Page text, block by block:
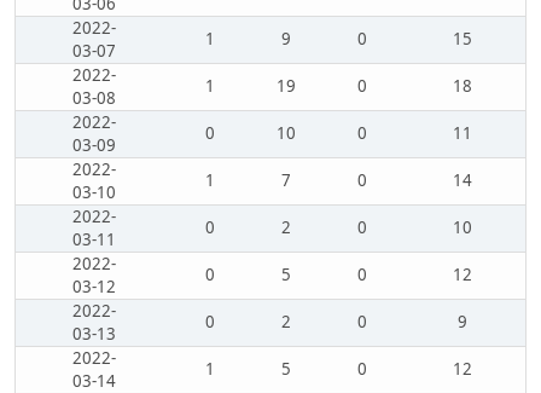
2022-
03-07
1 9 0
15
2022-
03-08
1 19 0
18
2022-
03-09
0 10 0
11
2022-
03-10
1 7 0
14
2022-
03-11
0 2 0
10
2022-
03-12
0 5 0
12
2022-
03-13
0 2 0
9
2022-
03-14
1 5 0
12